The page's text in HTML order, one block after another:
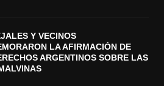
Y VECINOS
LA AFIRMACIÓN DE
ARGENTINOS SOBRE LAS